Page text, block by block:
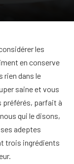
les
en conserve
rien dans le
saine et vous
préférés, parfait à
qui le disons,
adeptes
trois ingrédients